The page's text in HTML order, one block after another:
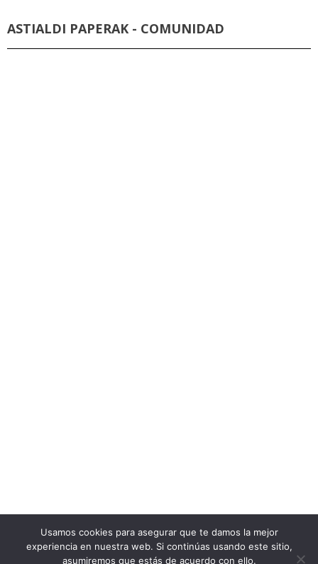
ASTIALDI PAPERAK - COMUNIDAD
Usamos cookies para asegurar que te damos la mejor
experiencia en nuestra web. Si continúas usando este sitio,
asumiremos que estás de acuerdo con ello.